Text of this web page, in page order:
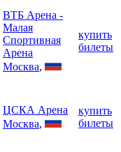
ВТБ Арена -
Малая
Спортивная
Арена
Москва,
купить
билеты
ЦСКА Арена
Москва,
купить
билеты